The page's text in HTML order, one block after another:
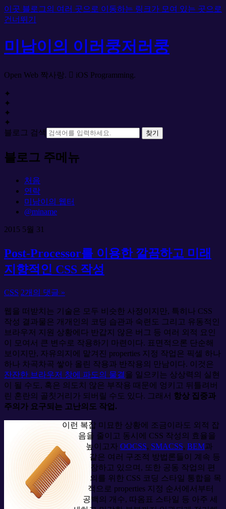
이곳 블로그의 여러 곳으로 이동하는 링크가 모여 있는 곳으로
건너뛰기
미남이의 이러쿵저러쿵
Open Web 짝사랑.  iOS Programming.
✦
✦
✦
✦
블로그 검색
찾기
블로그 주메뉴
처음
연락
미남이의 웹터
@miname
2015 5월 31
Post-Processor를 이용한 깔끔하고 미래
지향적인 CSS 작성
CSS 2개의 댓글 »
웹을 떠받치는 기술은 모두 비슷한 사정이지만, 특히나 CSS
작성 결과물은 개개인의 코딩 습관과 숙련도 그리고 유동적인
브라우저 지원 상황에다 반갑지 않은 버그 등 여러 외적 요인
이 모여서 큰 변수로 작용하기 마련이다. 표면적으론 단순해
보이지만, 자유의지에 맡겨진 properties 지정 작업은 픽셀 하나
하나 차곡차곡 쌓아 올린 작용과 반작용의 만남이다. 이것은
잔잔한 브라우저 창에 파도의 물결을 일으키는 상상력의 실현
이 될 수도, 혹은 의도치 않은 부작용 때문에 엉키고 뒤틀려버
린 혼란의 골칫거리가 되버릴 수도 있다. 그래서 항상 집중과
주의가 요구되는 고난의도 작업.
이런 복잡 미묘한 상황에 조금이라도 외적 잡
음을 줄이고 동시에 CSS 작성의 효율을
높이고자 OOCSS, SMACSS, BEM과
같은 여러 구조적 방법론들이 계속 등
장하고 있으며, 또한 공동 작업의 편
의를 위한 CSS 코딩 스타일 통합을 목
적으로 properties 지정 순서에서부터
공백의 개수, 따옴표 스타일 등 아주 세